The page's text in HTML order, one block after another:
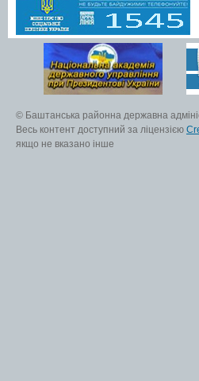
© Баштанська районна державна
Весь контент доступний за ліцензією
якщо не вказано інше